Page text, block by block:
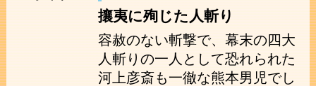
攘夷に殉じた人斬り
容赦のない斬撃で、幕末の四大
人斬りの一人として恐れられた
河上彦斎も一徹な熊本男児でし